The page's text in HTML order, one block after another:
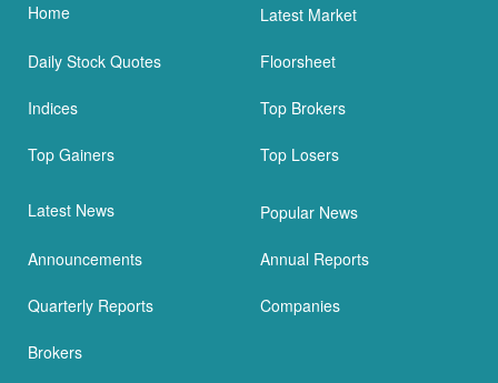
Home Latest Market
Daily Stock Quotes Floorsheet
Indices Top Brokers
Top Gainers Top Losers
Latest News Popular News
Announcements Annual Reports
Quarterly Reports Companies
Brokers